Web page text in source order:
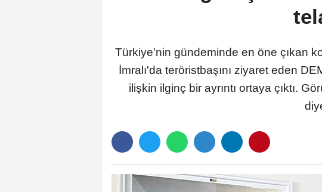
Türkiye'nin gündeminde en öne çıkan
İmralı'da teröristbaşını ziyaret eden
ilişkin ilginç bir ayrıntı ortaya çıktı.